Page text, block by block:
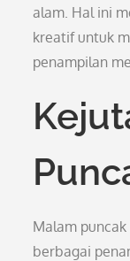
alam. Hal ini
kreatif untuk
penampilan
Malam
berbagai